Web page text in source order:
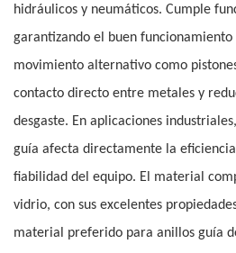
hidráulicos y neumáticos. Cumple
garantizando el buen funcionamiento
movimiento alternativo como
contacto directo entre metales y
desgaste. En aplicaciones
guía afecta directamente la
fiabilidad del equipo. El material
vidrio, con sus excelentes
material preferido para anillos guía